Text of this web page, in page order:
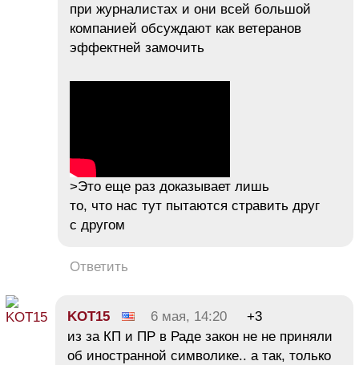
при журналистах и они всей большой
компанией обсуждают как ветеранов
эффектней замочить
>Это еще раз доказывает лишь
то, что нас тут пытаются стравить друг
с другом
Ответить
KOT15 6 мая, 14:20
+3
из за КП и ПР в Раде закон не не приняли
об иностранной символике.. а так, только